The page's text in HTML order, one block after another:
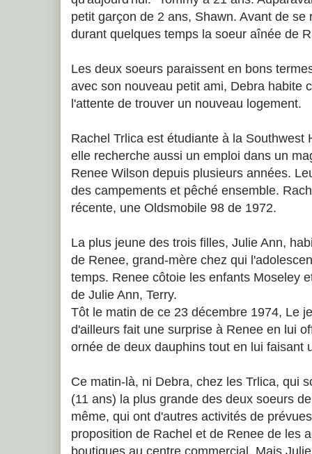
petit garçon de 2 ans, Shawn. Avant de se
durant quelques temps la soeur aînée de
Les deux soeurs paraissent en bons
avec son nouveau petit ami, Debra habite
l'attente de trouver un nouveau logement.
Rachel Trlica est étudiante à la Southwest
elle recherche aussi un emploi dans un
Renee Wilson depuis plusieurs années.
des campements et pêché ensemble.
récente, une Oldsmobile 98 de 1972.
La plus jeune des trois filles, Julie Ann,
de Renee, grand-mère chez qui
temps. Renee côtoie les enfants Moseley
de Julie Ann, Terry.
Tôt le matin de ce 23 décembre 1974, Le
d'ailleurs fait une surprise à Renee en lui
ornée de deux dauphins tout en lui faisant
Ce matin-là, ni Debra, chez les Trlica, qui
(11 ans) la plus grande des deux soeurs
même, qui ont d'autres activités de
proposition de Rachel et de Renee de les
boutiques au centre commercial. Mais